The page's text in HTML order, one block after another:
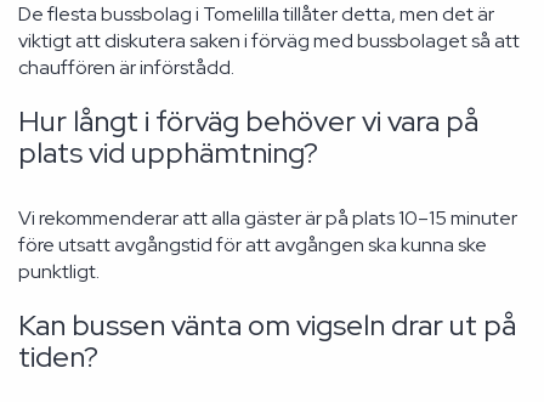
De flesta bussbolag i Tomelilla tillåter detta, men det är
viktigt att diskutera saken i förväg med bussbolaget så att
chauffören är införstådd.
Hur långt i förväg behöver vi vara på
plats vid upphämtning?
Vi rekommenderar att alla gäster är på plats 10–15 minuter
före utsatt avgångstid för att avgången ska kunna ske
punktligt.
Kan bussen vänta om vigseln drar ut på
tiden?